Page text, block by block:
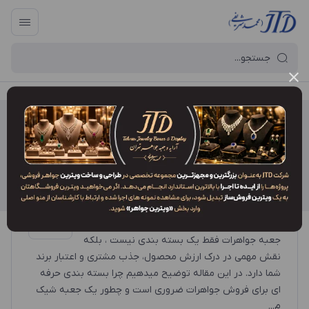
آرایه و جعبه جواهر تهران / جعبه جواهر
جعبه جواهر
چرا جعبه جواهرات نقش مهمی در فروش
جعبه جواهرات فقط یک بسته بندی نیست ، بلکه
نقش مهمی در درک ارزش محصول، جذب مشتری و اعتبار برند
شما دارد. در این مقاله توضیح میدهیم چرا بسته بندی حرفه
ای برای فروش جواهرات ضروری است و چطور یک جعبه شیک